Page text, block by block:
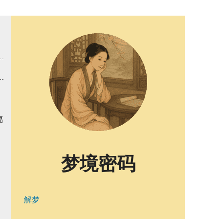
梦境密码
解梦